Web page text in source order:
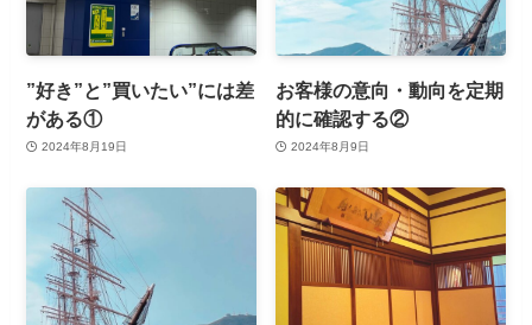
”好き”と”買いたい”には差
がある①
2024年8月19日
お客様の意向・動向を定期
的に確認する②
2024年8月9日